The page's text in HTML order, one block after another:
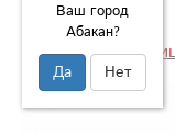
Ваш город
Абакан?
Да Нет
Главная